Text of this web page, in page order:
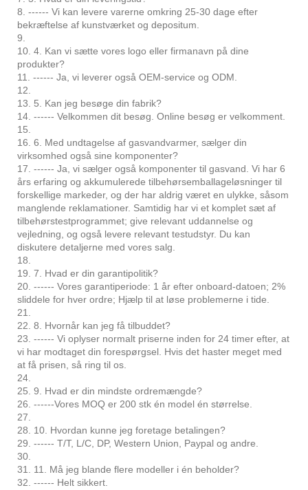
8. ------ Vi kan levere varerne omkring 25-30 dage efter
bekræftelse af kunstværket og depositum.
9.
10. 4. Kan vi sætte vores logo eller firmanavn på dine
produkter?
11. ------ Ja, vi leverer også OEM-service og ODM.
12.
13. 5. Kan jeg besøge din fabrik?
14. ------ Velkommen dit besøg. Online besøg er velkomment.
15.
16. 6. Med undtagelse af gasvandvarmer, sælger din
virksomhed også sine komponenter?
17. ------ Ja, vi sælger også komponenter til gasvand. Vi har 6
års erfaring og akkumulerede tilbehørsemballageløsninger til
forskellige markeder, og der har aldrig været en ulykke, såsom
manglende reklamationer. Samtidig har vi et komplet sæt af
tilbehørstestprogrammet; give relevant uddannelse og
vejledning, og også levere relevant testudstyr. Du kan
diskutere detaljerne med vores salg.
18.
19. 7. Hvad er din garantipolitik?
20. ------ Vores garantiperiode: 1 år efter onboard-datoen; 2%
sliddele for hver ordre; Hjælp til at løse problemerne i tide.
21.
22. 8. Hvornår kan jeg få tilbuddet?
23. ------ Vi oplyser normalt priserne inden for 24 timer efter, at
vi har modtaget din forespørgsel. Hvis det haster meget med
at få prisen, så ring til os.
24.
25. 9. Hvad er din mindste ordremængde?
26. ------Vores MOQ er 200 stk én model én størrelse.
27.
28. 10. Hvordan kunne jeg foretage betalingen?
29. ------ T/T, L/C, DP, Western Union, Paypal og andre.
30.
31. 11. Må jeg blande flere modeller i én beholder?
32. ------ Helt sikkert.